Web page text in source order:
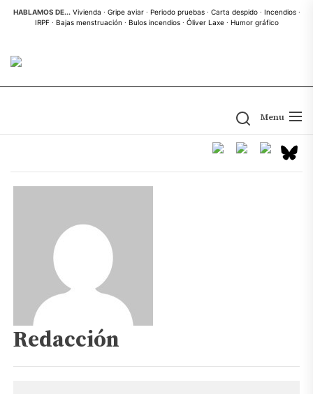
Skip
content
HABLAMOS DE... Vivienda · Gripe aviar· Periodo pruebas· Carta despido· Incendios·
IRPF· Bajas menstruación · Bulos incendios· Óliver Laxe· Humor gráfico
Menu
Redacción